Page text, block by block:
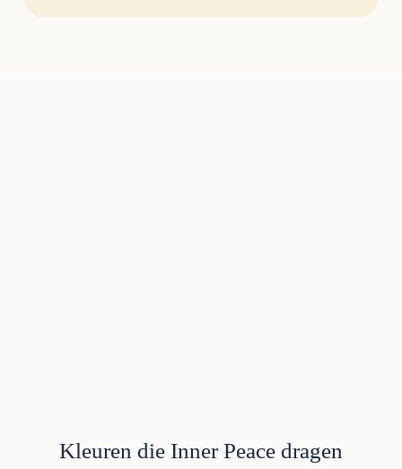
Kleuren die Inner Peace dragen